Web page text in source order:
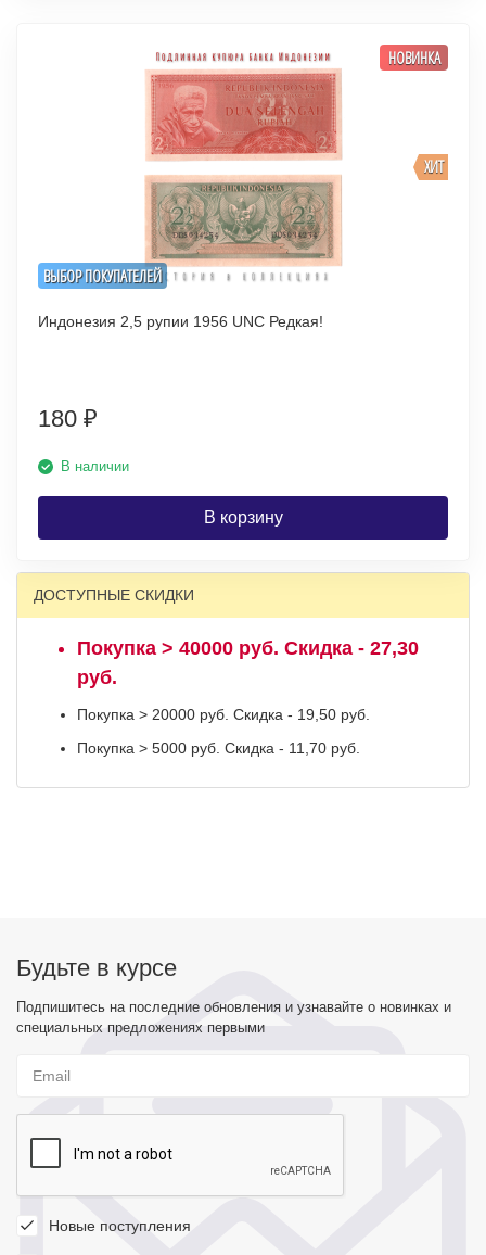
ВЫБОР ПОКУПАТЕЛЕЙ
ХИТ
НОВИНКА
Индонезия 2,5 рупии 1956 UNC Редкая!
180 ₽
В наличии
В корзину
ДОСТУПНЫЕ СКИДКИ
Покупка > 40000 руб. Скидка - 27,30
руб.
Покупка > 20000 руб. Скидка - 19,50 руб.
Покупка > 5000 руб. Скидка - 11,70 руб.
Будьте в курсе
Подпишитесь на последние обновления и узнавайте о новинках и
специальных предложениях первыми
Новые поступления